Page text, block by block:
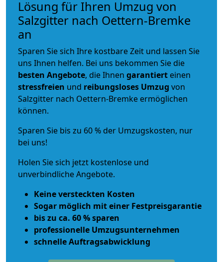
Lösung für Ihren Umzug von
Salzgitter nach Oettern-Bremke
an
Sparen Sie sich Ihre kostbare Zeit und lassen Sie
uns Ihnen helfen. Bei uns bekommen Sie die
besten Angebote, die Ihnen garantiert einen
stressfreien und reibungsloses Umzug von
Salzgitter nach Oettern-Bremke ermöglichen
können.
Sparen Sie bis zu 60 % der Umzugskosten, nur
bei uns!
Holen Sie sich jetzt kostenlose und
unverbindliche Angebote.
Keine versteckten Kosten
Sogar möglich mit einer Festpreisgarantie
bis zu ca. 60 % sparen
professionelle Umzugsunternehmen
schnelle Auftragsabwicklung